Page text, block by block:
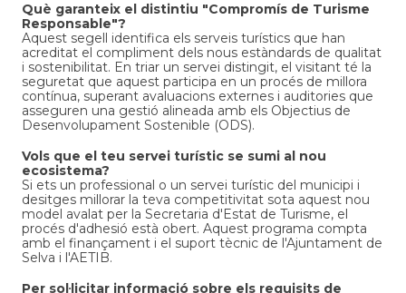
Què garanteix el distintiu "Compromís de Turisme
Responsable"?
Aquest segell identifica els serveis turístics que han
acreditat el compliment dels nous estàndards de qualitat
i sostenibilitat. En triar un servei distingit, el visitant té la
seguretat que aquest participa en un procés de millora
contínua, superant avaluacions externes i auditories que
asseguren una gestió alineada amb els Objectius de
Desenvolupament Sostenible (ODS).
Vols que el teu servei turístic se sumi al nou
ecosistema?
Si ets un professional o un servei turístic del municipi i
desitges millorar la teva competitivitat sota aquest nou
model avalat per la Secretaria d'Estat de Turisme, el
procés d'adhesió està obert. Aquest programa compta
amb el finançament i el suport tècnic de l'Ajuntament de
Selva i l'AETIB.
Per sol·licitar informació sobre els requisits de